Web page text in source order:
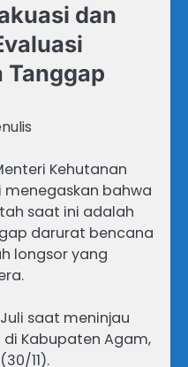
dan
Tanggap
Kehutanan
menegaskan bahwa
saat ini adalah
darurat bencana
longsor yang
saat meninjau
Kabupaten Agam,
11).